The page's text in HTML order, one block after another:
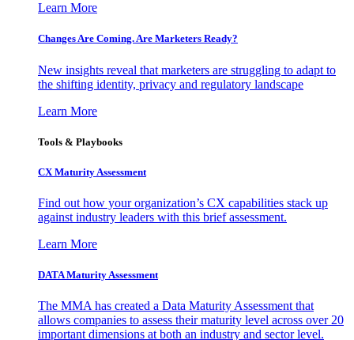
Learn More
Changes Are Coming. Are Marketers Ready?
New insights reveal that marketers are struggling to adapt to
the shifting identity, privacy and regulatory landscape
Learn More
Tools & Playbooks
CX Maturity Assessment
Find out how your organization’s CX capabilities stack up
against industry leaders with this brief assessment.
Learn More
DATA Maturity Assessment
The MMA has created a Data Maturity Assessment that
allows companies to assess their maturity level across over 20
important dimensions at both an industry and sector level.